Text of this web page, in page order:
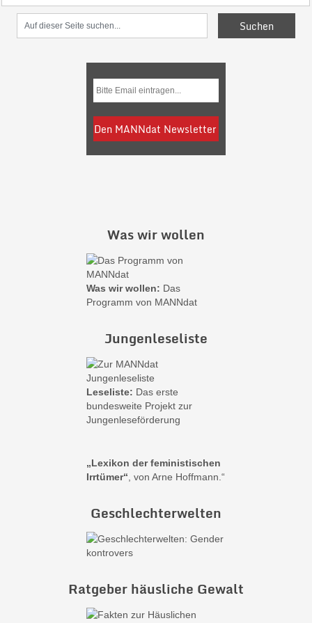
Was wir wollen
Was wir wollen: Das
Programm von MANNdat
Jungenleseliste
Leseliste: Das erste
bundesweite Projekt zur
Jungenleseförderung
„Lexikon der feministischen
Irrtümer“ , von Arne Hoffmann.“
Geschlechterwelten
Ratgeber häusliche Gewalt